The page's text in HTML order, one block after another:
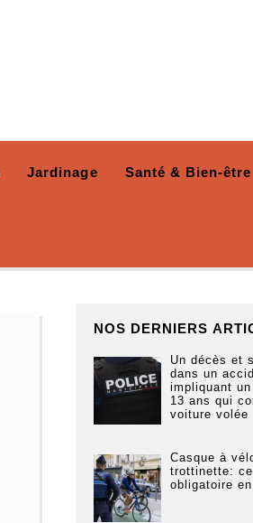
Jardinage Santé & Bien-être
NOS DERNIERS
Un décès et
dans un
impliquant
13 ans qui
voiture volée
Casque à
trottinette:
obligatoire